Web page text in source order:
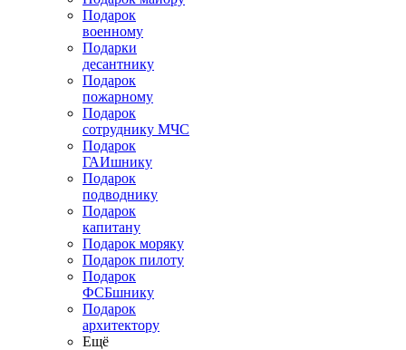
Подарок
военному
Подарки
десантнику
Подарок
пожарному
Подарок
сотруднику МЧС
Подарок
ГАИшнику
Подарок
подводнику
Подарок
капитану
Подарок моряку
Подарок пилоту
Подарок
ФСБшнику
Подарок
архитектору
Ещё